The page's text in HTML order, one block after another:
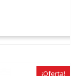
¡Oferta!